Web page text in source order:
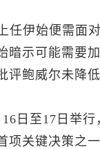
任伊始便需面
暗示可能需要
评鲍威尔未降
日至17日举
项关键决策之